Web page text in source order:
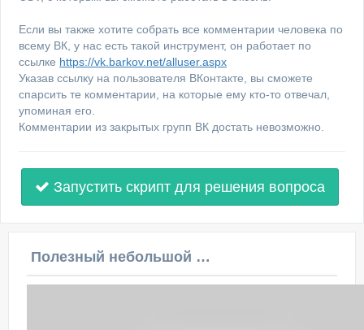
Если вы также хотите собрать все комментарии человека по
всему ВК, у нас есть такой инструмент, он работает по
ссылке https://vk.barkov.net/alluser.aspx
Указав ссылку на пользователя ВКонтакте, вы сможете
спарсить те комментарии, на которые ему кто-то отвечал,
упоминая его.
Комментарии из закрытых групп ВК достать невозможно.
Запустить скрипт для решения вопроса
Полезный небольшой видеоурок по этой теме